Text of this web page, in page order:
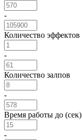
-
Количество эффектов
-
Количество залпов
-
Время работы до (сек)
-